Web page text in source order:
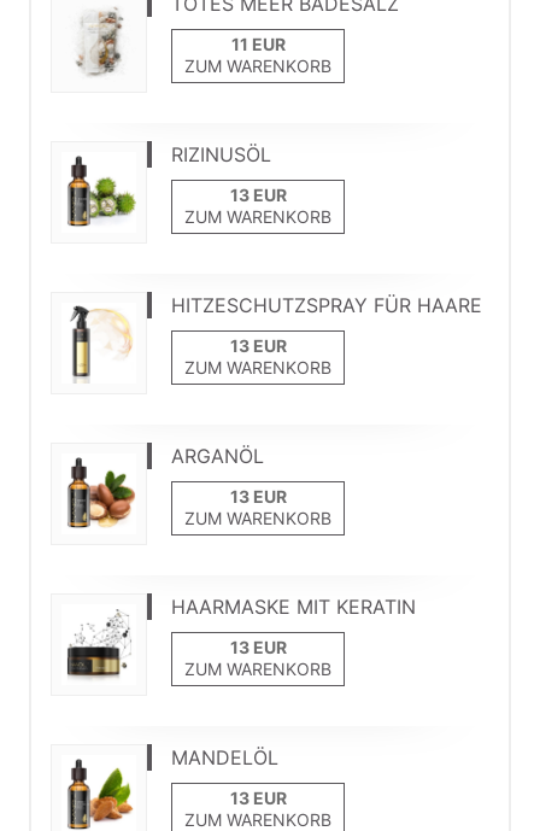
ZUM WARENKORB
RIZINUSÖL
ZUM WARENKORB
HITZESCHUTZSPRAY FÜR HAARE
ZUM WARENKORB
ARGANÖL
ZUM WARENKORB
HAARMASKE MIT KERATIN
ZUM WARENKORB
MANDELÖL
ZUM WARENKORB